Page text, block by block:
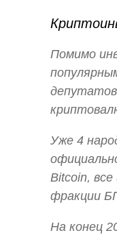
Помимо
Уже 4
Bitcoin,
фракции
На конец